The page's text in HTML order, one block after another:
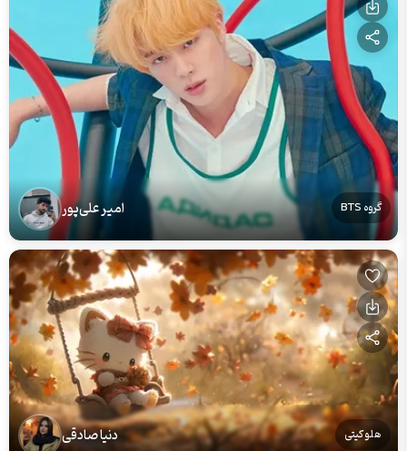
گروه BTS امیر علی‌پور
هلو کیتی دنیا صادقی